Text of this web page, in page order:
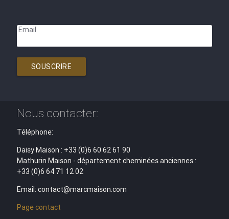
Email
SOUSCRIRE
Nous contacter:
Téléphone:
Daisy Maison : +33 (0)6 60 62 61 90
Mathurin Maison - département cheminées anciennes :
+33 (0)6 64 71 12 02
Email: contact@marcmaison.com
Page contact